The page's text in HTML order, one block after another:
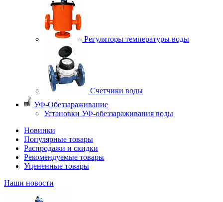
Регуляторы температуры воды
Счетчики воды
УФ-Обеззараживание
Установки УФ-обеззараживания воды
Новинки
Популярные товары
Распродажи и скидки
Рекомендуемые товары
Уцененные товары
Наши новости